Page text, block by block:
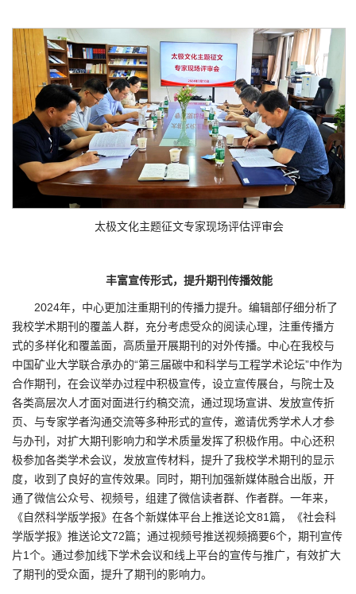
太极文化主题征文专家现场评估评审会
丰富宣传形式，提升期刊传播效能
2024年，中心更加注重期刊的传播力提升。编辑部仔细分析了
我校学术期刊的覆盖人群，充分考虑受众的阅读心理，注重传播方
式的多样化和覆盖面，高质量开展期刊的对外传播。中心在我校与
中国矿业大学联合承办的“第三届碳中和科学与工程学术论坛”中作为
合作期刊，在会议举办过程中积极宣传，设立宣传展台，与院士及
各类高层次人才面对面进行约稿交流，通过现场宣讲、发放宣传折
页、与专家学者沟通交流等多种形式的宣传，邀请优秀学术人才参
与办刊，对扩大期刊影响力和学术质量发挥了积极作用。中心还积
极参加各类学术会议，发放宣传材料，提升了我校学术期刊的显示
度，收到了良好的宣传效果。同时，期刊加强新媒体融合出版，开
通了微信公众号、视频号，组建了微信读者群、作者群。一年来，
《自然科学版学报》在各个新媒体平台上推送论文81篇，《社会科
学版学报》推送论文72篇；通过视频号推送视频摘要6个，期刊宣传
片1个。通过参加线下学术会议和线上平台的宣传与推广，有效扩大
了期刊的受众面，提升了期刊的影响力。